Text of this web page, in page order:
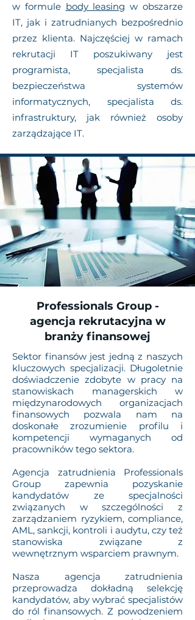
w formule body leasing w obszarze
IT, jak i zatrudnianych bezpośrednio
przez klienta. Najczęściej w ramach
rekrutacji IT poszukiwany jest
programista, specjalista ds.
bezpieczeństwa systemów
informatycznych, specjalista ds.
infrastruktury, jak również osoby
zarządzające IT.
Professionals Group -
agencja rekrutacyjna w
branży finansowej
Sektor finansów jest jedną z naszych
kluczowych specjalizacji. Długoletnie
doświadczenie zdobyte w pracy na
stanowiskach managerskich w
międzynarodowych organizacjach
finansowych pozwala nam na
doskonałe zrozumienie profilu i
kompetencji wymaganych od
pracowników tego sektora.
Agencja zatrudnienia Professionals
Group zapewnia pozyskanie
kandydatów ze specjalności
związanych w szczególności z
zarządzaniem ryzykiem, compliance,
AML, sankcji, kontroli i audytu, czy też
stanowiska związane z
wewnętrznym wsparciem prawnym.
Nasza agencja zatrudnienia
przeprowadza dokładną selekcję
kandydatów, aby wybrać specjalistów
do ról finansowych. Z powodzeniem